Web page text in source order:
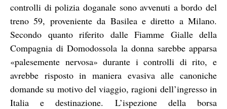
controlli di polizia doganale sono avvenuti a bordo del
treno 59, proveniente da Basilea e diretto a Milano.
Secondo quanto riferito dalle Fiamme Gialle della
Compagnia di Domodossola la donna sarebbe apparsa
«palesemente nervosa» durante i controlli di rito, e
avrebbe risposto in maniera evasiva alle canoniche
domande su motivo del viaggio, ragioni dell’ingresso in
Italia e destinazione. L’ispezione della borsa